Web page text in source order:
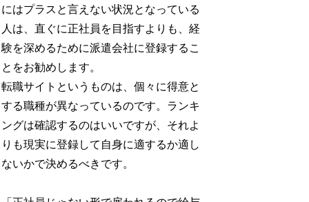
にはプラスと言えない状況となっている
人は、直ぐに正社員を目指すよりも、経
験を深めるために派遣会社に登録するこ
とをお勧めします。
転職サイトというものは、個々に得意と
する職種が異なっているのです。ランキ
ングは確認するのはいいですが、それよ
りも現実に登録して自身に適するか適し
ないかで決めるべきです。